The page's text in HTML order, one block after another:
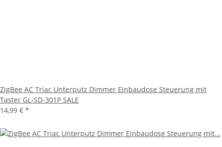
ZigBee AC Triac Unterputz Dimmer Einbaudose Steuerung mit
Taster GL-SD-301P SALE
14,99 € *